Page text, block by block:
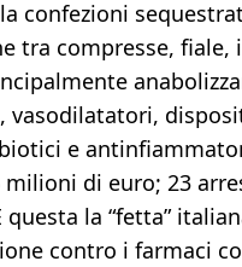
confezioni
tra compresse, fiale,
vasodilatatori,
e
di euro; 23
questa la “fetta”
contro i farmaci